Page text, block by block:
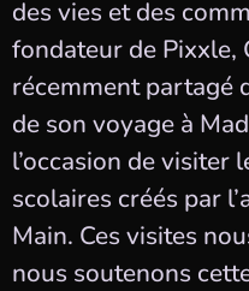
des vies et des
fondateur de Pixxle,
récemment partagé
de son voyage à
l’occasion de visiter
scolaires créés par
Main. Ces visites
nous soutenons